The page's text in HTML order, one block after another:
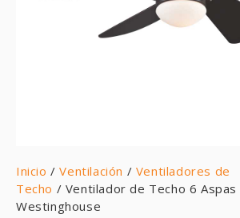
Inicio /Ventilación / Ventiladores de
Techo / Ventilador de Techo 6
Westinghouse